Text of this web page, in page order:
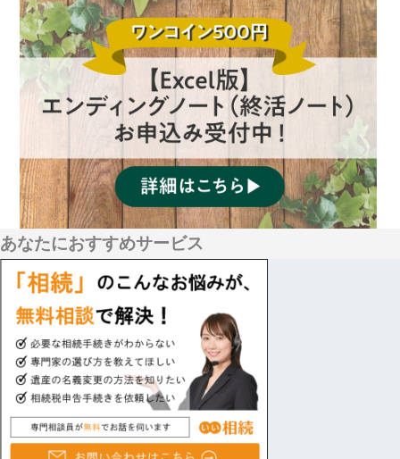
あなたにおすすめサービス